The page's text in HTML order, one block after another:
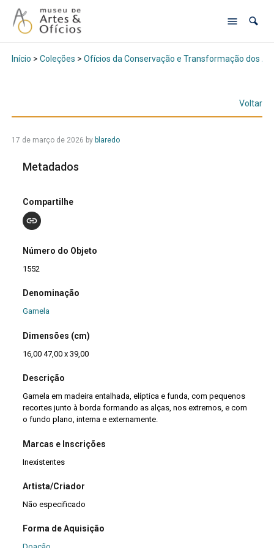
Início > Coleções > Ofícios da Conservação e Transformação dos
Voltar
17 de março de 2026 by blaredo
Metadados
Compartilhe
Número do Objeto
1552
Denominação
Gamela
Dimensões (cm)
16,00 47,00 x 39,00
Descrição
Gamela em madeira entalhada, elíptica e funda, com pequenos
recortes junto à borda formando as alças, nos extremos, e com
o fundo plano, interna e externamente.
Marcas e Inscrições
Inexistentes
Artista/Criador
Não especificado
Forma de Aquisição